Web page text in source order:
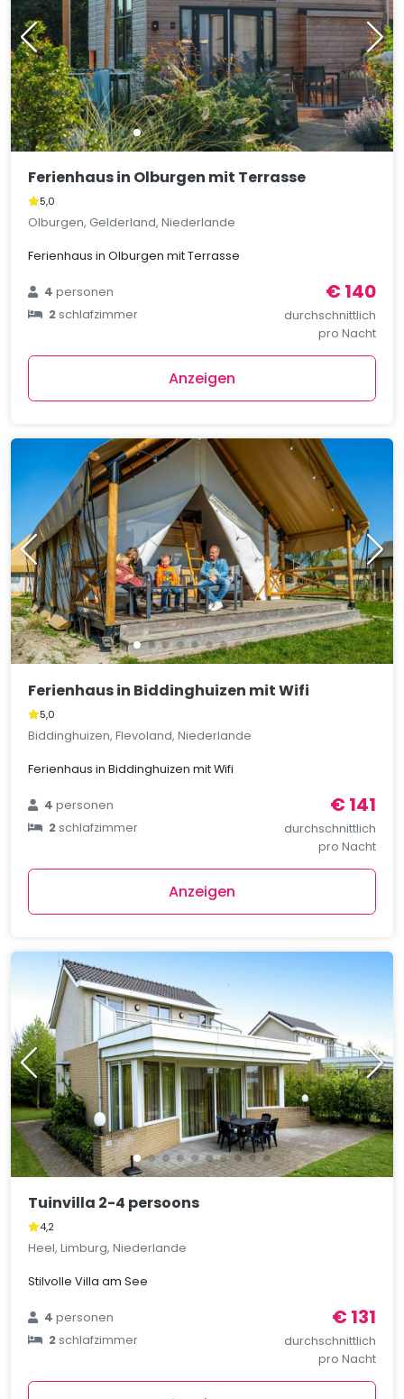
Ferienhaus in Olburgen mit Terrasse
5,0
Olburgen, Gelderland, Niederlande
Ferienhaus in Olburgen mit Terrasse
4personen
2schlafzimmer
€ 140
durchschnittlich
pro Nacht
Anzeigen
Ferienhaus in Biddinghuizen mit Wifi
5,0
Biddinghuizen, Flevoland, Niederlande
Ferienhaus in Biddinghuizen mit Wifi
4personen
2schlafzimmer
€ 141
durchschnittlich
pro Nacht
Anzeigen
Tuinvilla 2-4 persoons
4,2
Heel, Limburg, Niederlande
Stilvolle Villa am See
4personen
2schlafzimmer
€ 131
durchschnittlich
pro Nacht